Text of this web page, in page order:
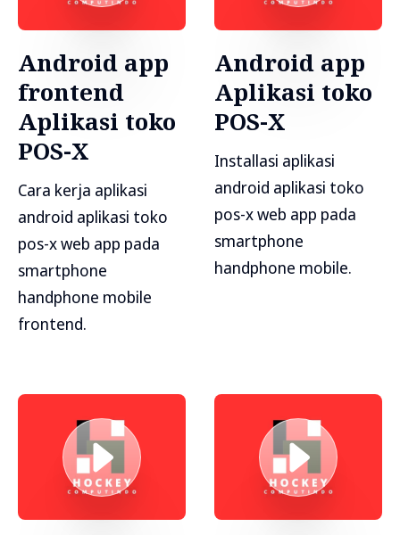
Android app
frontend
Aplikasi toko
POS-X
Cara kerja aplikasi
android aplikasi toko
pos-x web app pada
smartphone
handphone mobile
frontend.
Android app
Aplikasi toko
POS-X
Installasi aplikasi
android aplikasi toko
pos-x web app pada
smartphone
handphone mobile.